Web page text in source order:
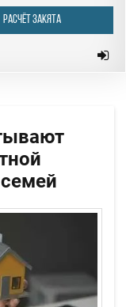
РАСЧЁТ ЗАКЯТА